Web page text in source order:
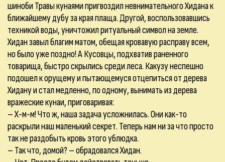
шиноби Травы кунаями пригвоздил невнимательного Хидана к
ближайшему дубу за края плаща. Другой, воспользовавшись
техникой воды, уничтожил ритуальный символ на земле.
Хидан завыл благим матом, обещая кровавую расправу всем,
но было уже поздно! А Кусовцы, подхватив раненного
товарища, быстро скрылись среди леса. Какузу неспешно
подошел к орущему и пытающемуся отцепиться от дерева
Хидану и стал медленно, по одному, вынимать из дерева
вражеские кунаи, приговаривая:
– Х-м-м! Что ж, наша задача усложнилась. Они как-то
раскрыли наш маленький секрет. Теперь нам ни за что просто
так не раздобыть кровь этого ублюдка.
– Так что, домой? – обрадовался Хидан.